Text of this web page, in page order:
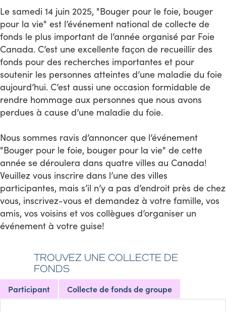
Le samedi 14 juin 2025, "Bouger pour le foie, bouger
pour la vie" est l’événement national de collecte de
fonds le plus important de l’année organisé par Foie
Canada. C’est une excellente façon de recueillir des
fonds pour des recherches importantes et pour
soutenir les personnes atteintes d’une maladie du foie
aujourd’hui. C’est aussi une occasion formidable de
rendre hommage aux personnes que nous avons
perdues à cause d’une maladie du foie.
Nous sommes ravis d’annoncer que l’événement
"Bouger pour le foie, bouger pour la vie" de cette
année se déroulera dans quatre villes au Canada!
Veuillez vous inscrire dans l’une des villes
participantes, mais s’il n’y a pas d’endroit près de chez
vous, inscrivez-vous et demandez à votre famille, vos
amis, vos voisins et vos collègues d’organiser un
événement à votre guise!
TROUVEZ UNE COLLECTE DE
FONDS
Participant Collecte de fonds de groupe